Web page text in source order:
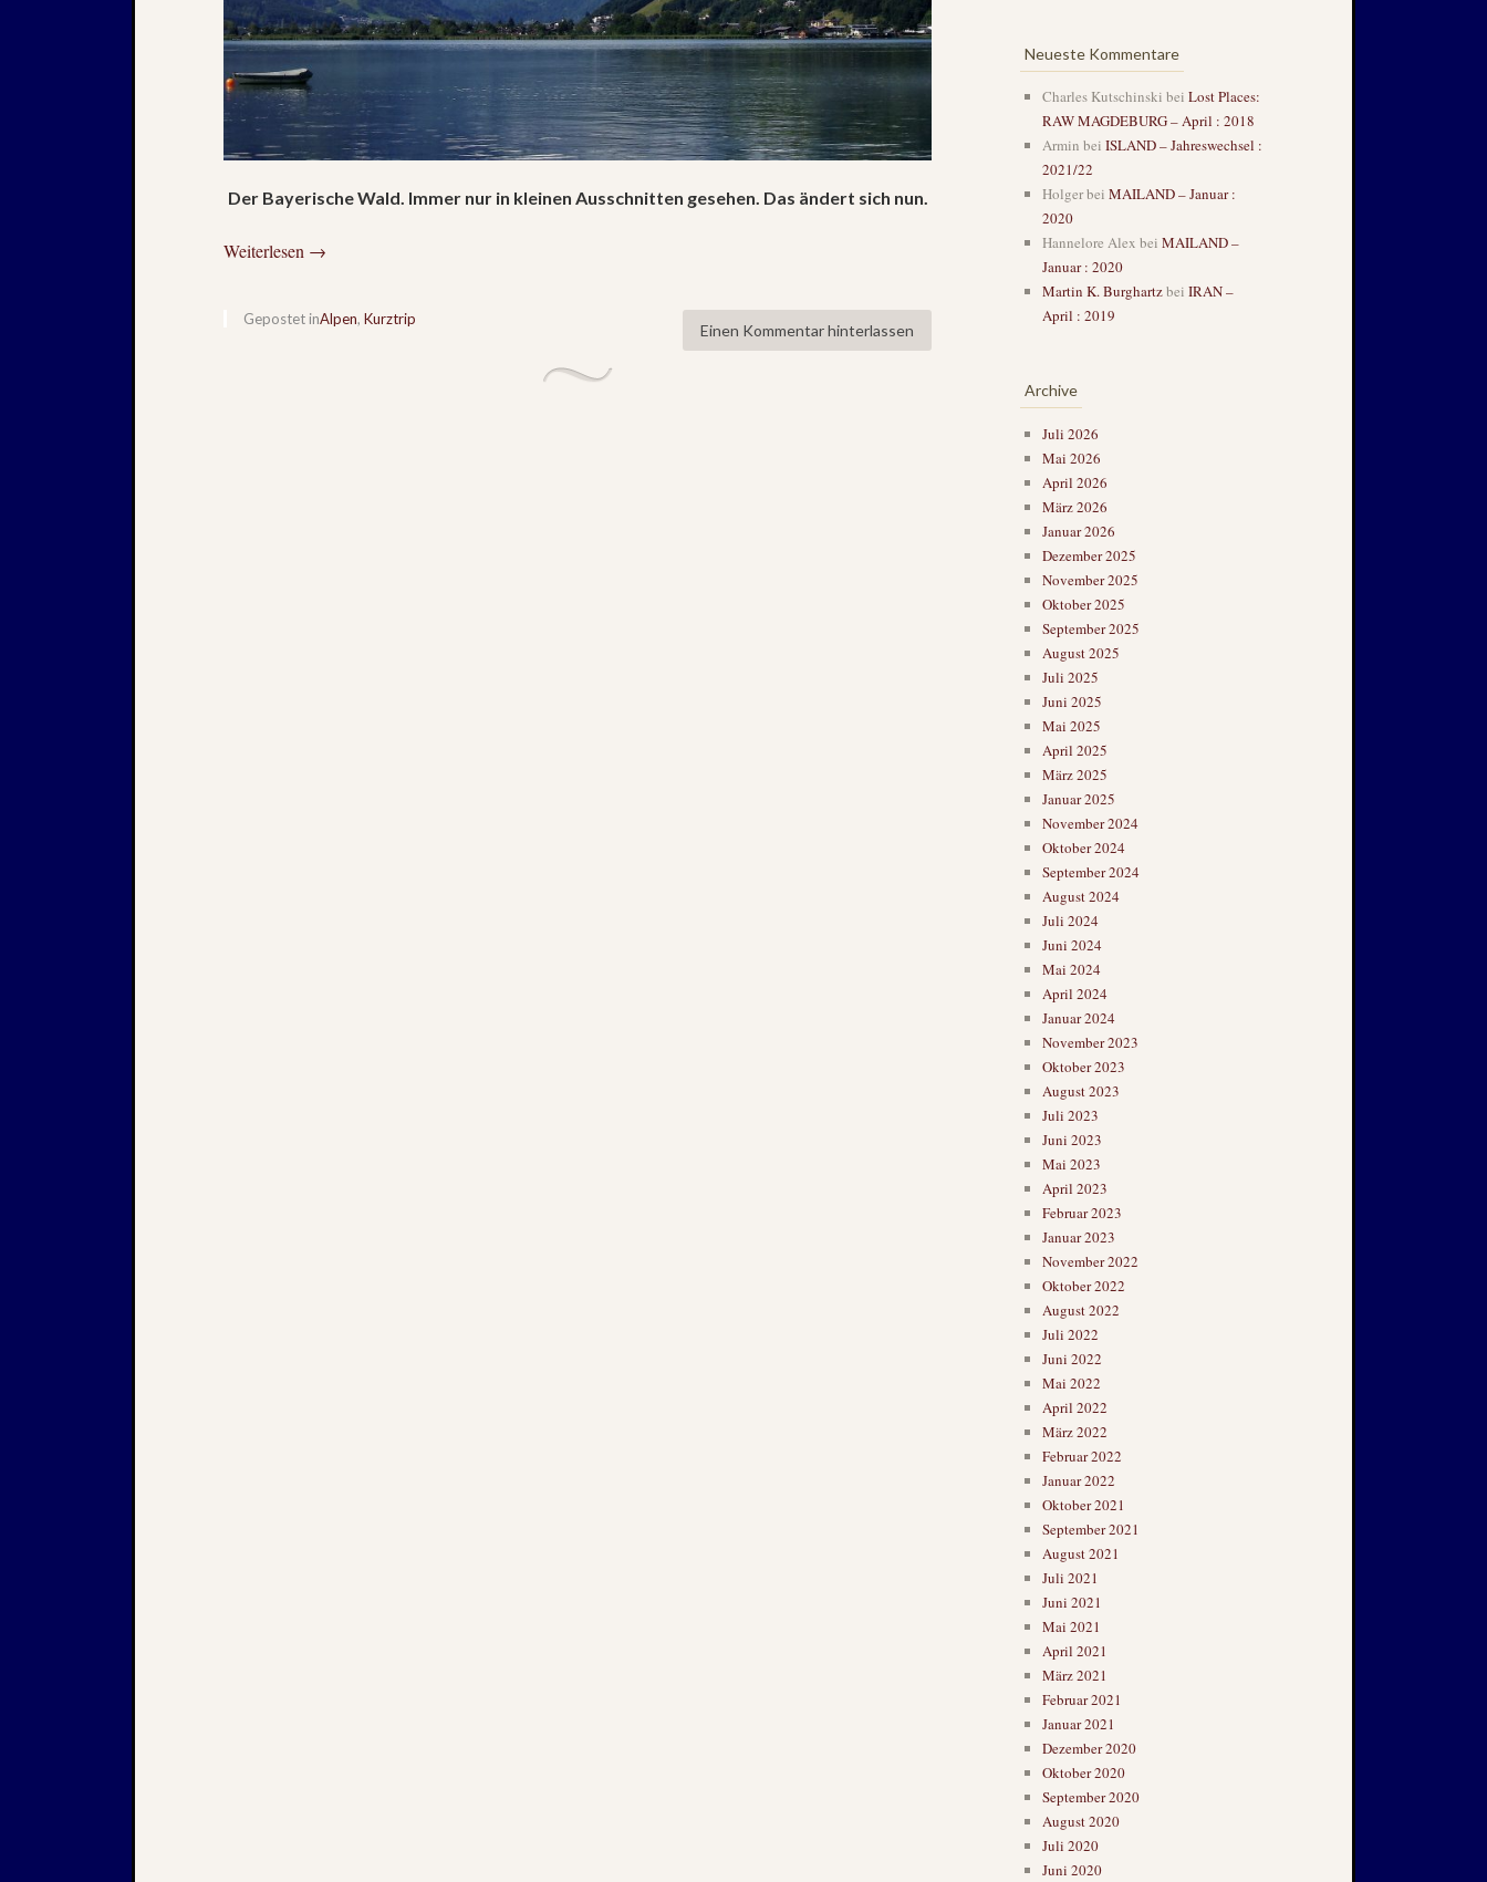
Der Bayerische Wald. Immer nur in kleinen Ausschnitten gesehen. Das ändert sich nun.
Weiterlesen →
Einen Kommentar hinterlassen
Gepostet inAlpen, Kurztrip
Neueste Kommentare
Charles Kutschinski bei Lost Places:
RAW MAGDEBURG – April : 2018
Armin bei ISLAND – Jahreswechsel :
2021/22
Holgerbei MAILAND – Januar :
2020
Hannelore Alex bei MAILAND –
Januar : 2020
Martin K. Burghartzbei IRAN –
April : 2019
Archive
Juli 2026
Mai 2026
April 2026
März 2026
Januar 2026
Dezember 2025
November 2025
Oktober 2025
September 2025
August 2025
Juli 2025
Juni 2025
Mai 2025
April 2025
März 2025
Januar 2025
November 2024
Oktober 2024
September 2024
August 2024
Juli 2024
Juni 2024
Mai 2024
April 2024
Januar 2024
November 2023
Oktober 2023
August 2023
Juli 2023
Juni 2023
Mai 2023
April 2023
Februar 2023
Januar 2023
November 2022
Oktober 2022
August 2022
Juli 2022
Juni 2022
Mai 2022
April 2022
März 2022
Februar 2022
Januar 2022
Oktober 2021
September 2021
August 2021
Juli 2021
Juni 2021
Mai 2021
April 2021
März 2021
Februar 2021
Januar 2021
Dezember 2020
Oktober 2020
September 2020
August 2020
Juli 2020
Juni 2020